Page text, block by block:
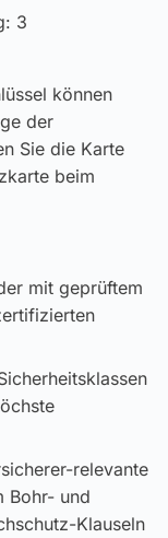
3
können
der
Sie die Karte
beim
mit geprüftem
relevante
Bohr- und
Klauseln